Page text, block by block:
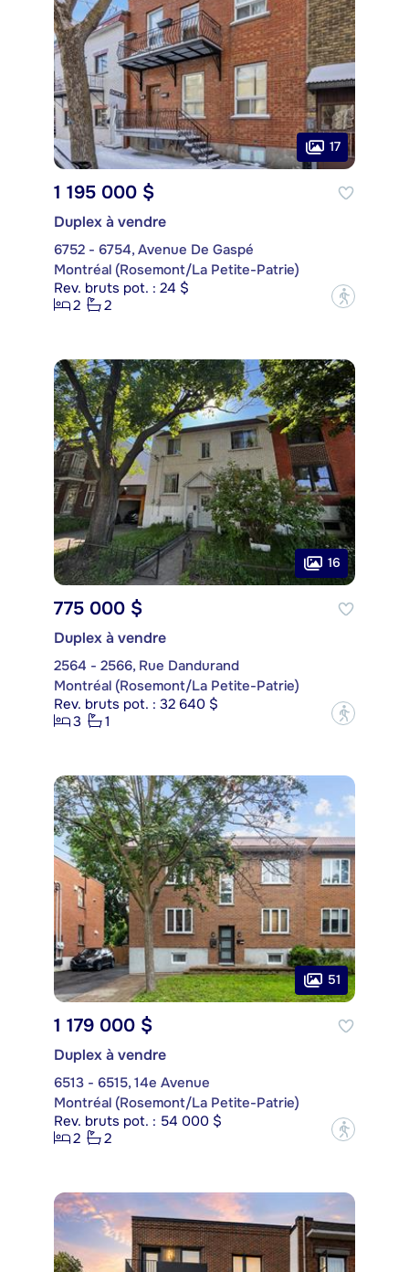
17
1 195 000 $
Duplex à vendre
6752 - 6754, Avenue De Gaspé
Montréal (Rosemont/La Petite-Patrie)
Rev. bruts pot. : 24 $
2
2 ?
16
775 000 $
Duplex à vendre
2564 - 2566, Rue Dandurand
Montréal (Rosemont/La Petite-Patrie)
Rev. bruts pot. : 32 640 $
3
1 ?
51
1 179 000 $
Duplex à vendre
6513 - 6515, 14e Avenue
Montréal (Rosemont/La Petite-Patrie)
Rev. bruts pot. : 54 000 $
2
2 ?